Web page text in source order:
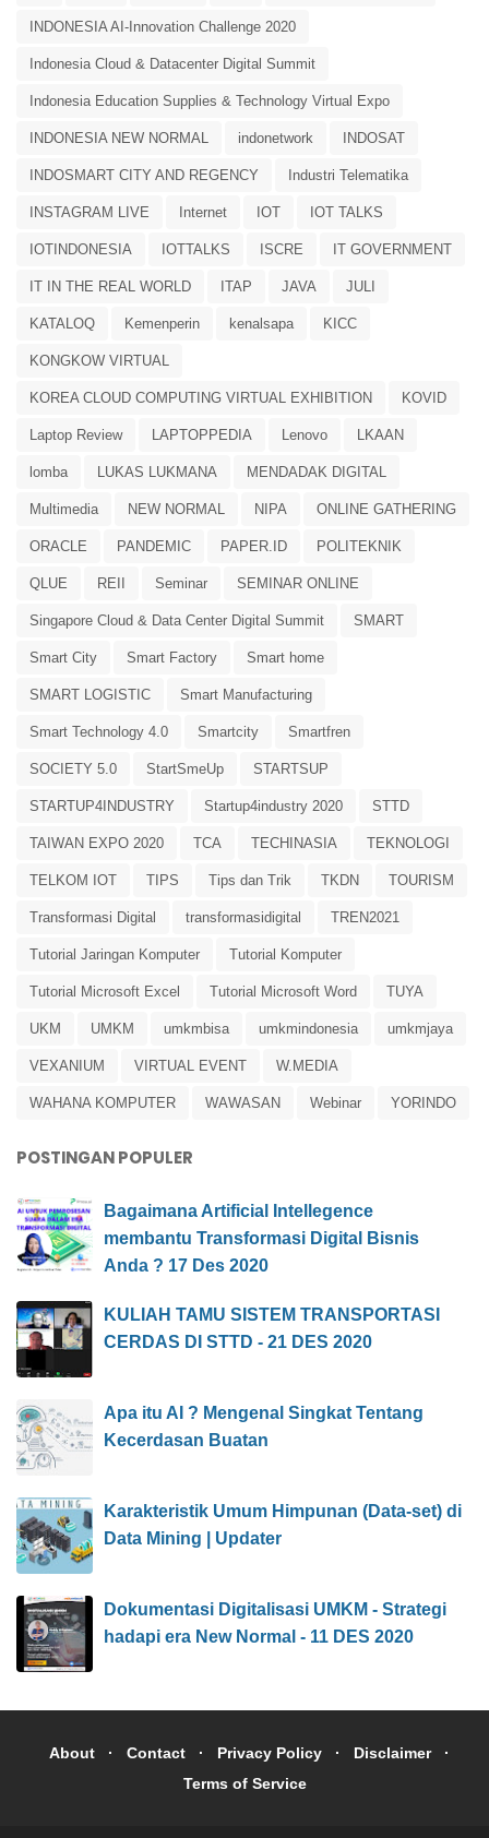
INDONESIA AI-Innovation Challenge 2020
Indonesia Cloud & Datacenter Digital Summit
Indonesia Education Supplies & Technology Virtual Expo
INDONESIA NEW NORMAL indonetwork INDOSAT
INDOSMART CITY AND REGENCY Industri Telematika
INSTAGRAM LIVE Internet IOT IOT TALKS
IOTINDONESIA IOTTALKS ISCRE IT GOVERNMENT
IT IN THE REAL WORLD ITAP JAVA JULI
KATALOQ Kemenperin kenalsapa KICC
KONGKOW VIRTUAL
KOREA CLOUD COMPUTING VIRTUAL EXHIBITION KOVID
Laptop Review LAPTOPPEDIA Lenovo LKAAN
lomba LUKAS LUKMANA MENDADAK DIGITAL
Multimedia NEW NORMAL NIPA ONLINE GATHERING
ORACLE PANDEMIC PAPER.ID POLITEKNIK
QLUE REII Seminar SEMINAR ONLINE
Singapore Cloud & Data Center Digital Summit SMART
Smart City Smart Factory Smart home
SMART LOGISTIC Smart Manufacturing
Smart Technology 4.0 Smartcity Smartfren
SOCIETY 5.0 StartSmeUp STARTSUP
STARTUP4INDUSTRY Startup4industry 2020 STTD
TAIWAN EXPO 2020 TCA TECHINASIA TEKNOLOGI
TELKOM IOT TIPS Tips dan Trik TKDN TOURISM
Transformasi Digital transformasidigital TREN2021
Tutorial Jaringan Komputer Tutorial Komputer
Tutorial Microsoft Excel Tutorial Microsoft Word TUYA
UKM UMKM umkmbisa umkmindonesia umkmjaya
VEXANIUM VIRTUAL EVENT W.MEDIA
WAHANA KOMPUTER WAWASAN Webinar YORINDO
POSTINGAN POPULER
Bagaimana Artificial Intellegence
membantu Transformasi Digital Bisnis
Anda ? 17 Des 2020
KULIAH TAMU SISTEM TRANSPORTASI
CERDAS DI STTD - 21 DES 2020
Apa itu AI ? Mengenal Singkat Tentang
Kecerdasan Buatan
Karakteristik Umum Himpunan (Data-set) di
Data Mining | Updater
Dokumentasi Digitalisasi UMKM - Strategi
hadapi era New Normal - 11 DES 2020
About Contact Privacy Policy
Disclaimer
Terms of Service